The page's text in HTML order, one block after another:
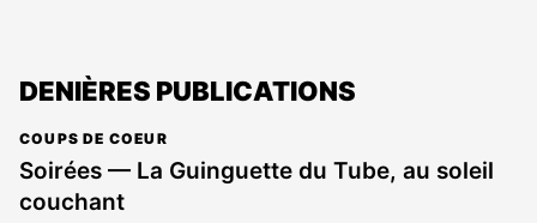
DENIÈRES PUBLICATIONS
COUPS DE COEUR
Soirées — La Guinguette du Tube, au soleil
couchant